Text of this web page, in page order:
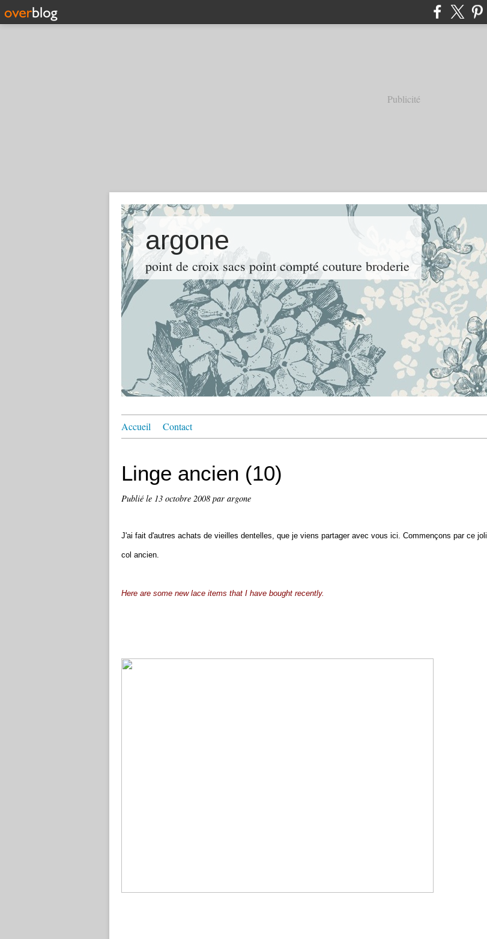
Publicité
argone
point de croix sacs point compté couture broderie
Accueil Contact
Linge ancien (10)
Publié le 13 octobre 2008 par argone
J'ai fait d'autres achats de vieilles dentelles, que je viens partager avec vous ici. Commençons par ce joli
col ancien.
Here are some new lace items that I have bought recently.